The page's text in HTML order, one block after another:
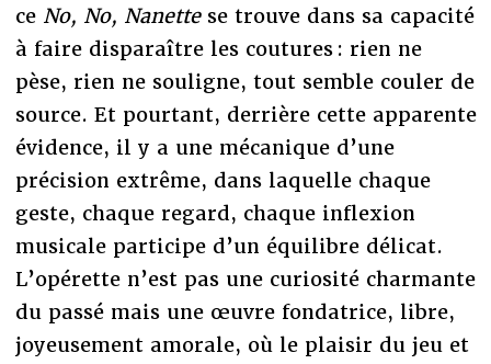
ce No, No, Nanettese trouve dans sa capacité
à faire disparaître les coutures : rien ne
pèse, rien ne souligne, tout semble couler de
source. Et pourtant, derrière cette apparente
évidence, il y a une mécanique d’une
précision extrême, dans laquelle chaque
geste, chaque regard, chaque inflexion
musicale participe d’un équilibre délicat.
L’opérette n’est pas une curiosité charmante
du passé mais une œuvre fondatrice, libre,
joyeusement amorale, où le plaisir du jeu et